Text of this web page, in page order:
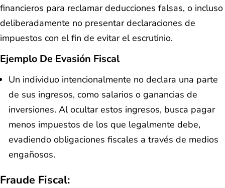
financieros para reclamar deducciones falsas, o incluso
deliberadamente no presentar declaraciones de
impuestos con el fin de evitar el escrutinio.
Ejemplo De Evasión Fiscal
Un individuo intencionalmente no declara una parte
de sus ingresos, como salarios o ganancias de
inversiones. Al ocultar estos ingresos, busca pagar
menos impuestos de los que legalmente debe,
evadiendo obligaciones fiscales a través de medios
engañosos.
Fraude Fiscal: